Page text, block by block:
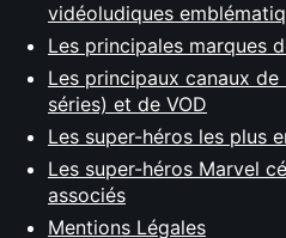
vidéoludiques
Les principales marques
Les principaux canaux
séries) et de VOD
Les super-héros les plus
Les super-héros Marvel
associés
Mentions Légales